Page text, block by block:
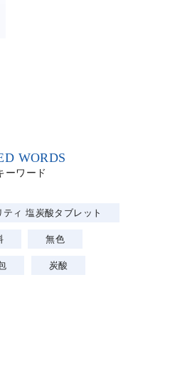
WORDS
ーワード
ティ 塩炭酸タブレット
無色
炭酸